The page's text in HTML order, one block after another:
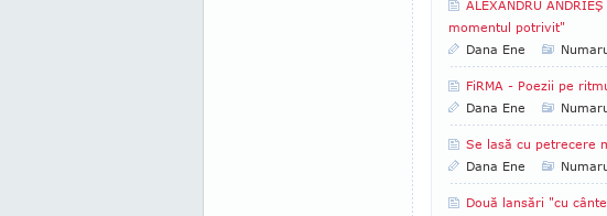
ALEXANDRU
momentul potrivit"
Dana Ene
FiRMA - Poezii pe
Dana Ene
Se lasă cu petrecere
Dana Ene
Două lansări "cu